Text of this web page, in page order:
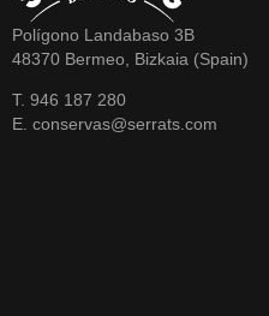
Polígono Landabaso 3B
48370 Bermeo, Bizkaia (Spain)
T. 946 187 280
E. conservas@serrats.com